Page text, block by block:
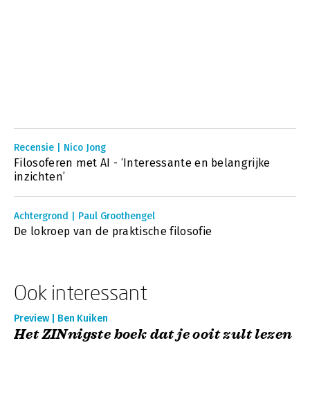
Recensie | Nico Jong
Filosoferen met AI - ‘Interessante en belangrijke
inzichten’
Achtergrond | Paul Groothengel
De lokroep van de praktische filosofie
Ook interessant
Preview | Ben Kuiken
Het ZINnigste boek dat je ooit zult lezen